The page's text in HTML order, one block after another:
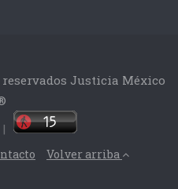
reservados Justicia México
|
Volver arriba